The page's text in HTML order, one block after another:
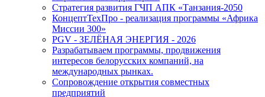
Стратегия развития ГЧП АПК «Танзания-2050
КонцептТехПро - реализация программы «Африка
Миссии 300»
PGV - ЗЕЛЁНАЯ ЭНЕРГИЯ - 2026
Разрабатываем программы, продвижения
интересов белорусских компаний, на
международных рынках.
Сопровождение открытия совместных
предприятий